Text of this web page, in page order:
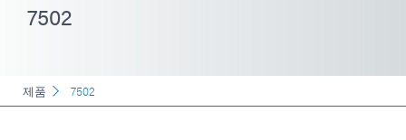
7502
제품 7502